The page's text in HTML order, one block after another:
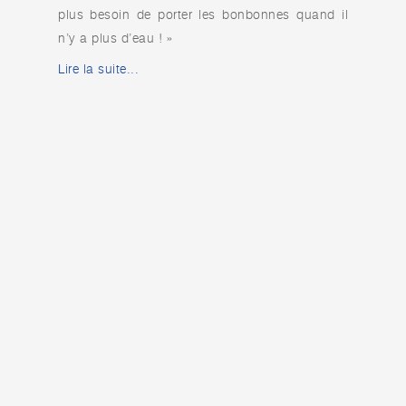
plus besoin de porter les bonbonnes quand il
n’y a plus d’eau ! »
Lire la suite...